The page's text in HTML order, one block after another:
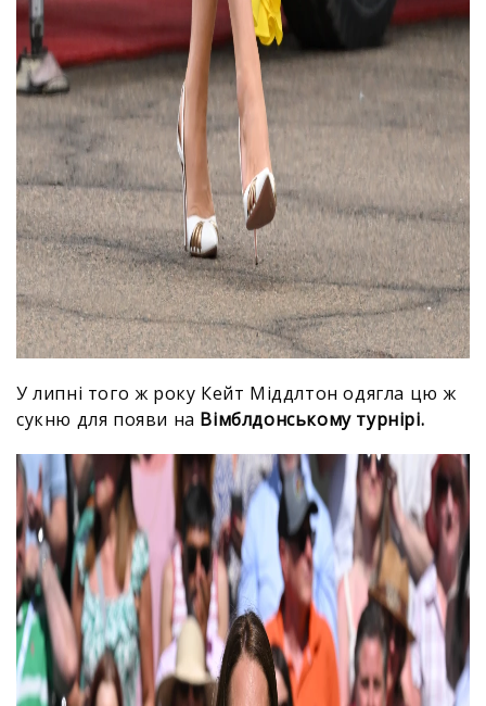
У липні того ж року Кейт Міддлтон одягла цю ж
сукню для появи на Вімблдонському турнірі.